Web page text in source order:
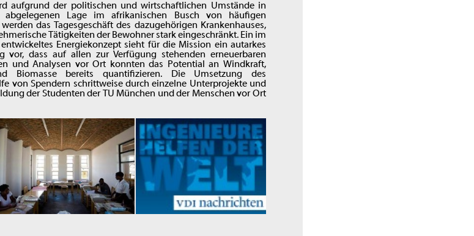
aufgrund der politischen und wirtschaftlichen Umstände in
Lage im afrikanischen Busch von häufigen
das Tagesgeschäft des dazugehörigen Krankenhauses,
Tätigkeiten der Bewohner stark eingeschränkt. Ein im
Energiekonzept sieht für die Mission ein autarkes
vor, dass auf allen zur Verfügung stehenden erneuerbaren
und Analysen vor Ort konnten das Potential an Windkraft,
Biomasse bereits quantifizieren. Die Umsetzung des
von Spendern schrittweise durch einzelne Unterprojekte und
der Studenten der TU München und der Menschen vor Ort